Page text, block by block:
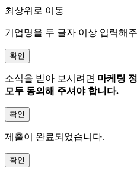
최상위로 이동
기업명을 두 글자 이상 입력해
확인
소식을 받아 보시려면 마케팅
모두 동의해 주셔야 합니다.
확인
제출이 완료되었습니다.
확인